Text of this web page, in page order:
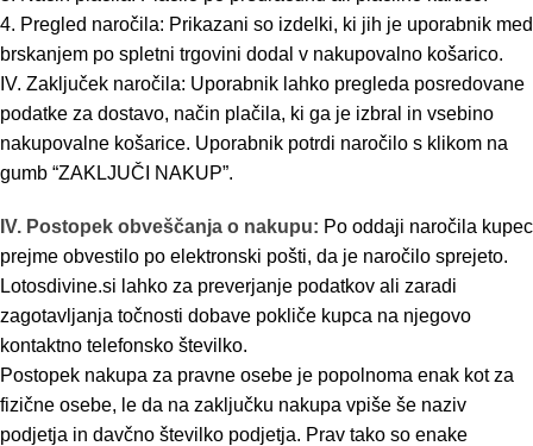
4. Pregled naročila: Prikazani so izdelki, ki jih je uporabnik med
brskanjem po spletni trgovini dodal v nakupovalno košarico.
IV. Zaključek naročila: Uporabnik lahko pregleda posredovane
podatke za dostavo, način plačila, ki ga je izbral in vsebino
nakupovalne košarice. Uporabnik potrdi naročilo s klikom na
gumb “ZAKLJUČI NAKUP”.
IV. Postopek obveščanja o nakupu: Po oddaji naročila kupec
prejme obvestilo po elektronski pošti, da je naročilo sprejeto.
Lotosdivine.si lahko za preverjanje podatkov ali zaradi
zagotavljanja točnosti dobave pokliče kupca na njegovo
kontaktno telefonsko številko.
Postopek nakupa za pravne osebe je popolnoma enak kot za
fizične osebe, le da na zaključku nakupa vpiše še naziv
podjetja in davčno številko podjetja. Prav tako so enake